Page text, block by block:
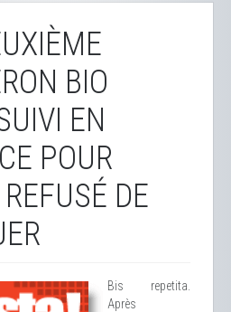
BIO
EN
POUR
DE
Bis repetita.
Après